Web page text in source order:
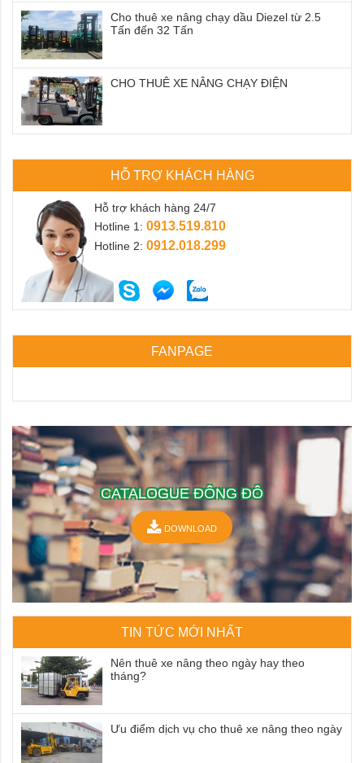
Cho thuê xe nâng chạy dầu Diezel từ 2.5
Tấn đến 32 Tấn
CHO THUÊ XE NÂNG CHẠY ĐIỆN
HỖ TRỢ KHÁCH HÀNG
Hỗ trợ khách hàng 24/7
Hotline 1: 0913.519.810
Hotline 2: 0912.018.299
FANPAGE
CATALOGUE ĐÔNG ĐÔ
DOWNLOAD
TIN TỨC MỚI NHẤT
Nên thuê xe nâng theo ngày hay theo
tháng?
Ưu điểm dịch vụ cho thuê xe nâng theo ngày